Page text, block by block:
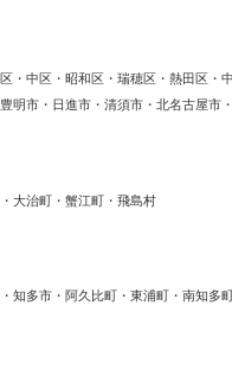
・中区・昭和区・瑞穂区・熱田区
明市・日進市・清須市・北名古屋市
大治町・蟹江町・飛島村
知多市・阿久比町・東浦町・南知多